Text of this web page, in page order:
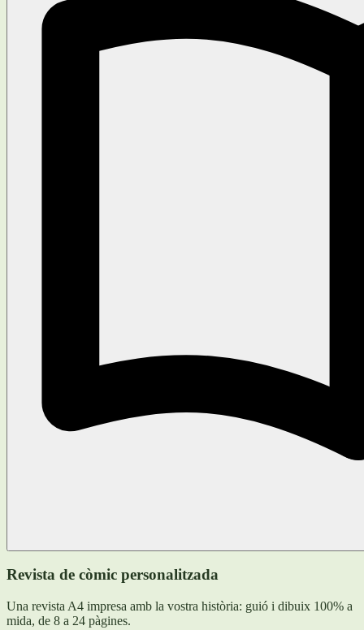
Revista de còmic personalitzada
Una revista A4 impresa amb la vostra història: guió i dibuix 100% a
mida, de 8 a 24 pàgines.